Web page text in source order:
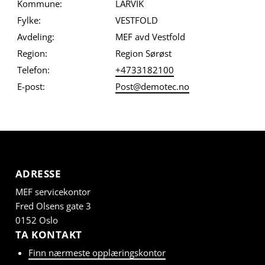
Kommune:
LARVIK
Fylke:
VESTFOLD
Avdeling:
MEF avd Vestfold
Region:
Region Sørøst
Telefon:
+4733182100
E-post:
Post@demotec.no
ADRESSE
MEF servicekontor
Fred Olsens gate 3
0152 Oslo
TA KONTAKT
Finn nærmeste opplæringskontor